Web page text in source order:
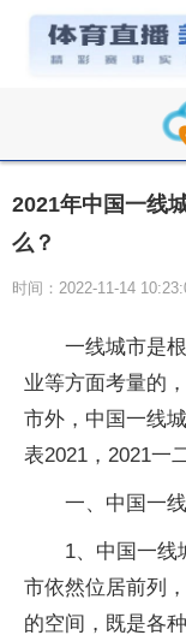
2021年中国一线
么？
时间：2022-11-14
一线城市是
业等方面考量的
市外，中国一线
表2021，2021一
一、中国一
1、中国一线
市依然位居前列
的空间，既是各